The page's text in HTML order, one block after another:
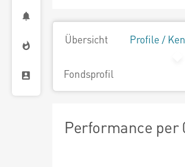
Übersicht Profile /
Fondsprofil
Performance per